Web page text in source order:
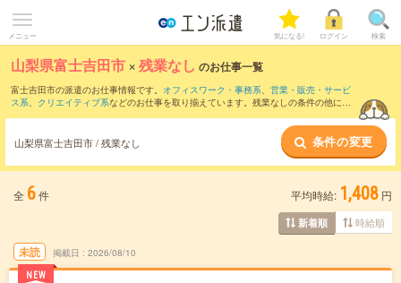
メニュー 気になる! ログイン 検索
山梨県富士吉田市 ×残業なし のお仕事一覧
富士吉田市の派遣のお仕事情報です。 オフィスワーク・事務系、 営業・販売・サービ
ス系、 クリエイティブ系などのお仕事を取り揃えています。残業なしの条件の他に、
山梨県富士吉田市 / 残業なし 条件の変更
全 6件 平均時給: 1,408 円
新着順 時給順
未読
NEW
掲載日 2026/08/10